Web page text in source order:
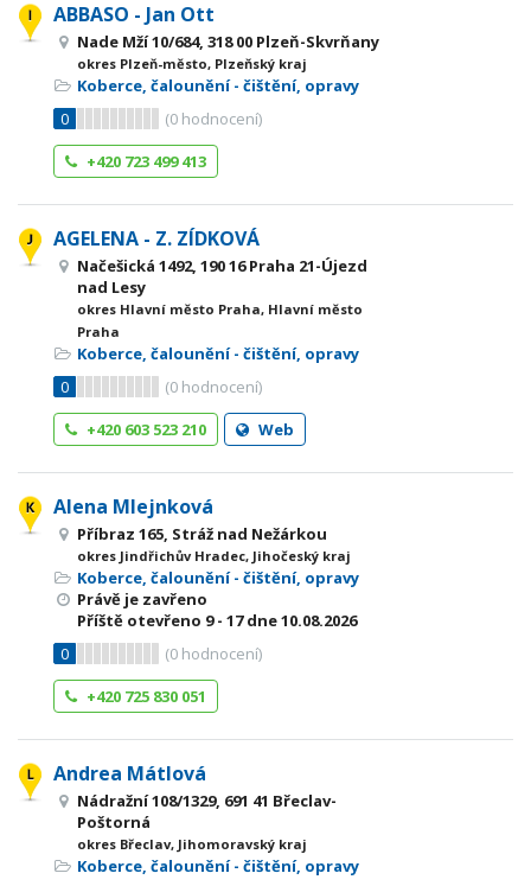
ABBASO - Jan Ott
Nade Mží 10/684, 318 00 Plzeň-Skvrňany
okres Plzeň-město, Plzeňský kraj
Koberce, čalounění - čištění, opravy
0
(0 hodnocení)
+420 723 499 413
AGELENA - Z. ZÍDKOVÁ
Načešická 1492, 190 16 Praha 21-Újezd
nad Lesy
okres Hlavní město Praha, Hlavní město
Praha
Koberce, čalounění - čištění, opravy
0
(0 hodnocení)
+420 603 523 210
Web
Alena Mlejnková
Příbraz 165, Stráž nad Nežárkou
okres Jindřichův Hradec, Jihočeský kraj
Koberce, čalounění - čištění, opravy
Právě je zavřeno
Příště otevřeno 9 - 17dne 10.08.2026
0
(0 hodnocení)
+420 725 830 051
Andrea Mátlová
Nádražní 108/1329, 691 41 Břeclav-
Poštorná
okres Břeclav, Jihomoravský kraj
Koberce, čalounění - čištění, opravy